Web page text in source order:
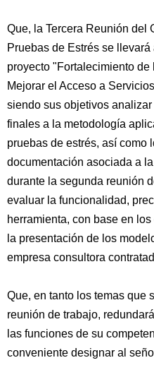
Que, la Tercera Reunión del
Pruebas de Estrés se llevará
proyecto "Fortalecimiento
Mejorar el Acceso a
siendo sus objetivos
finales a la metodología
pruebas de estrés, así como
documentación asociada a
durante la segunda reunión
evaluar la funcionalidad,
herramienta, con base en
la presentación de los
empresa consultora
Que, en tanto los temas que
reunión de trabajo,
las funciones de su
conveniente designar al